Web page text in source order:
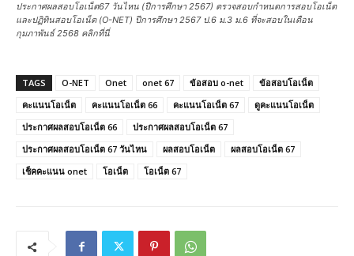
ประกาศผลสอบโอเน็ต67 วันไหน (ปีการศึกษา 2567) ตรวจสอบกำหนดการสอบโอเน็ต
และปฏิทินสอบโอเน็ต (O-NET) ปีการศึกษา 2567 ป.6 ม.3 ม.6 ที่จะสอบในเดือน
กุมภาพันธ์ 2568 คลิกที่นี่
TAGS O-NET Onet onet 67 ข้อสอบ o-net
ข้อสอบโอเน็ต
คะแนนโอเน็ต
คะแนนโอเน็ต 66 คะแนนโอเน็ต 67
ดูคะแนนโอเน็ต
ประกาศผลสอบโอเน็ต 66
ประกาศผลสอบโอเน็ต 67
ประกาศผลสอบโอเน็ต 67 วันไหน
ผลสอบโอเน็ต
ผลสอบโอเน็ต 67
เช็คคะแนน onet
โอเน็ต โอเน็ต 67